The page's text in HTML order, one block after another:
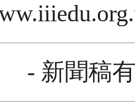
- 新聞稿